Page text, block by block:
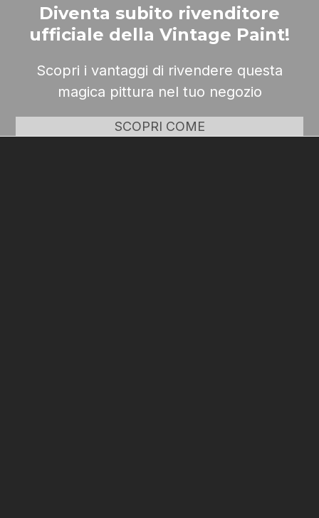
Diventa subito rivenditore
ufficiale della Vintage Paint!
Scopri i vantaggi di rivendere questa
magica pittura nel tuo negozio
SCOPRI COME